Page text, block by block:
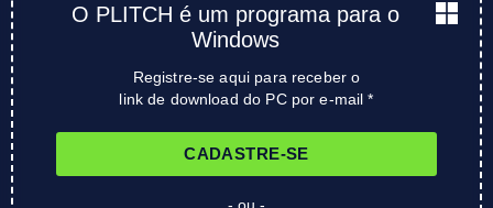
O PLITCH é um programa para o
Windows
Registre-se aqui para receber o
link de download do PC por e-mail *
CADASTRE-SE
- ou -